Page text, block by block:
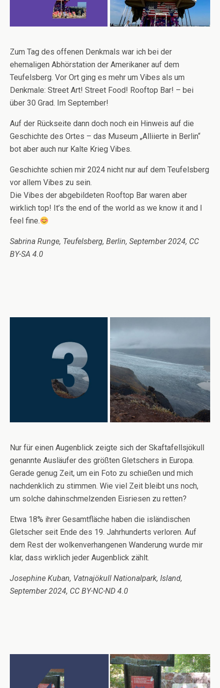
Zum Tag des offenen Denkmals war ich bei der
ehemaligen Abhörstation der Amerikaner auf dem
Teufelsberg. Vor Ort ging es mehr um Vibes als um
Denkmale: Street Art! Street Food! Rooftop Bar! – bei
über 30 Grad. Im September!
Auf der Rückseite dann doch noch ein Hinweis auf die
Geschichte des Ortes – das Museum „Alliierte in Berlin“
bot aber auch nur Kalte Krieg Vibes.
Geschichte schien mir 2024 nicht nur auf dem Teufelsberg
vor allem Vibes zu sein.
Die Vibes der abgebildeten Rooftop Bar waren aber
wirklich top! It’s the end of the world as we know it and I
feel fine.
Sabrina Runge, Teufelsberg, Berlin, September 2024, CC
BY-SA 4.0
Nur für einen Augenblick zeigte sich der Skaftafellsjökull
genannte Ausläufer des größten Gletschers in Europa.
Gerade genug Zeit, um ein Foto zu schießen und mich
nachdenklich zu stimmen. Wie viel Zeit bleibt uns noch,
um solche dahinschmelzenden Eisriesen zu retten?
Etwa 18% ihrer Gesamtfläche haben die isländischen
Gletscher seit Ende des 19. Jahrhunderts verloren. Auf
dem Rest der wolkenverhangenen Wanderung wurde mir
klar, dass wirklich jeder Augenblick zählt.
Josephine Kuban, Vatnajökull Nationalpark, Island,
September 2024, CC BY-NC-ND 4.0